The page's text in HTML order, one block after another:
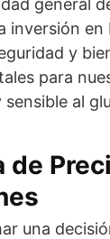
inversión en
y
para
al
de
una